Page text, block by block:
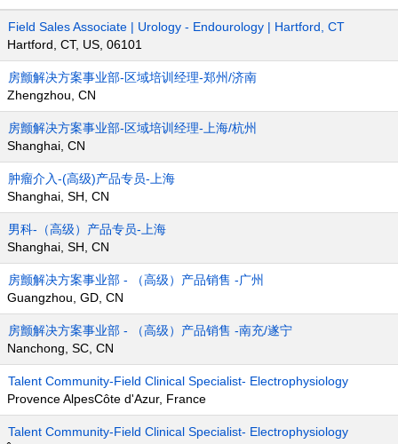
Field Sales Associate | Urology - Endourology | Hartford, CT
Hartford, CT, US, 06101
房颤解决方案事业部-区域培训经理-郑州/济南
Zhengzhou, CN
房颤解决方案事业部-区域培训经理-上海/杭州
Shanghai, CN
肿瘤介入-(高级)产品专员-上海
Shanghai, SH, CN
男科-（高级）产品专员-上海
Shanghai, SH, CN
房颤解决方案事业部 - （高级）产品销售 -广州
Guangzhou, GD, CN
房颤解决方案事业部 - （高级）产品销售 -南充/遂宁
Nanchong, SC, CN
Talent Community-Field Clinical Specialist- Electrophysiology
Provence AlpesCôte d'Azur, France
Talent Community-Field Clinical Specialist- Electrophysiology